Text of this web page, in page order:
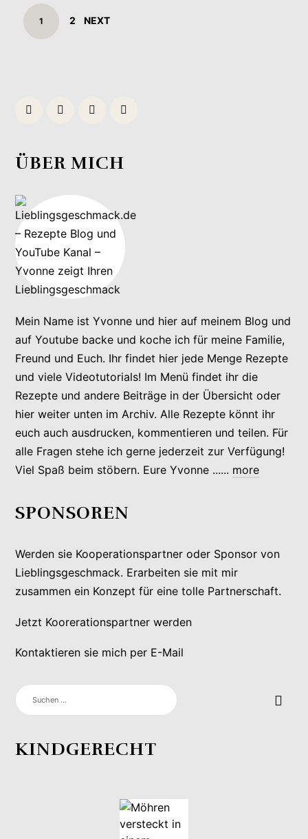
POSTS
NAVIGATION
PAGE
1 PAGE
2 NEXT
ÜBER MICH
Mein Name ist Yvonne und hier auf meinem Blog und
auf Youtube backe und koche ich für meine Familie,
Freund und Euch. Ihr findet hier jede Menge Rezepte
und viele Videotutorials! Im Menü findet ihr die
Rezepte und andere Beiträge in der Übersicht oder
hier weiter unten im Archiv. Alle Rezepte könnt ihr
euch auch ausdrucken, kommentieren und teilen. Für
alle Fragen stehe ich gerne jederzeit zur Verfügung!
Viel Spaß beim stöbern. Eure Yvonne ...... more
SPONSOREN
Werden sie Kooperationspartner oder Sponsor von
Lieblingsgeschmack. Erarbeiten sie mit mir
zusammen ein Konzept für eine tolle Partnerschaft.
Jetzt Koorerationspartner werden
Kontaktieren sie mich per E-Mail
SUCHEN
NACH:
KINDGERECHT